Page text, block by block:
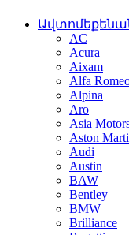
AC
Acura
Aixam
Alfa
Alpina
Aro
Asia
Aston
Audi
Austin
BAW
Bentley
BMW
Brilliance